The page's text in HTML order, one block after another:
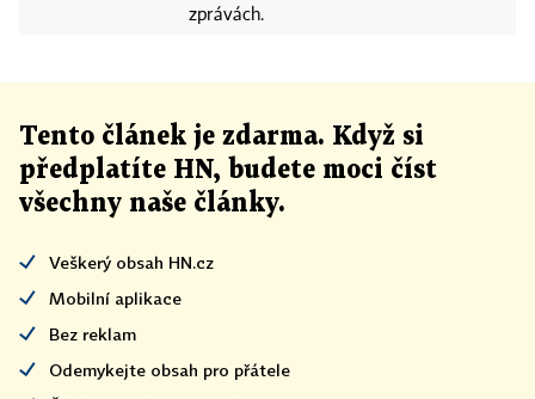
zprávách.
Tento článek je zdarma. Když si
předplatíte HN, budete moci číst
všechny naše články.
Veškerý obsah HN.cz
Mobilní aplikace
Bez reklam
Odemykejte obsah pro přátele